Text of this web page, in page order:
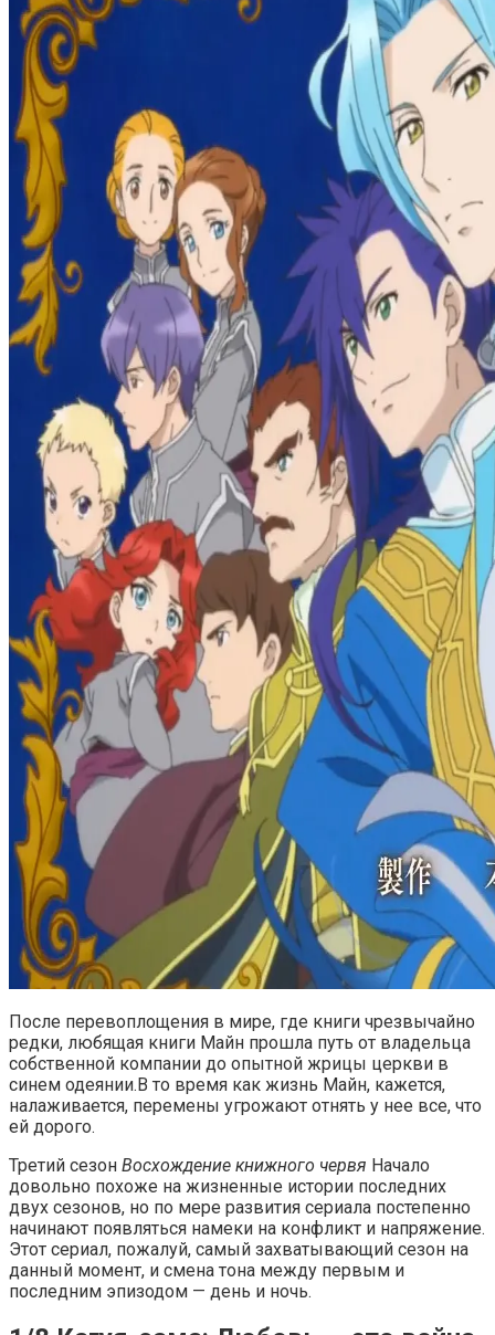
После перевоплощения в мире, где книги чрезвычайно
редки, любящая книги Майн прошла путь от владельца
собственной компании до опытной жрицы церкви в
синем одеянии.В то время как жизнь Майн, кажется,
налаживается, перемены угрожают отнять у нее все, что
ей дорого.
Третий сезон Восхождение книжного червя Начало
довольно похоже на жизненные истории последних
двух сезонов, но по мере развития сериала постепенно
начинают появляться намеки на конфликт и напряжение.
Этот сериал, пожалуй, самый захватывающий сезон на
данный момент, и смена тона между первым и
последним эпизодом — день и ночь.